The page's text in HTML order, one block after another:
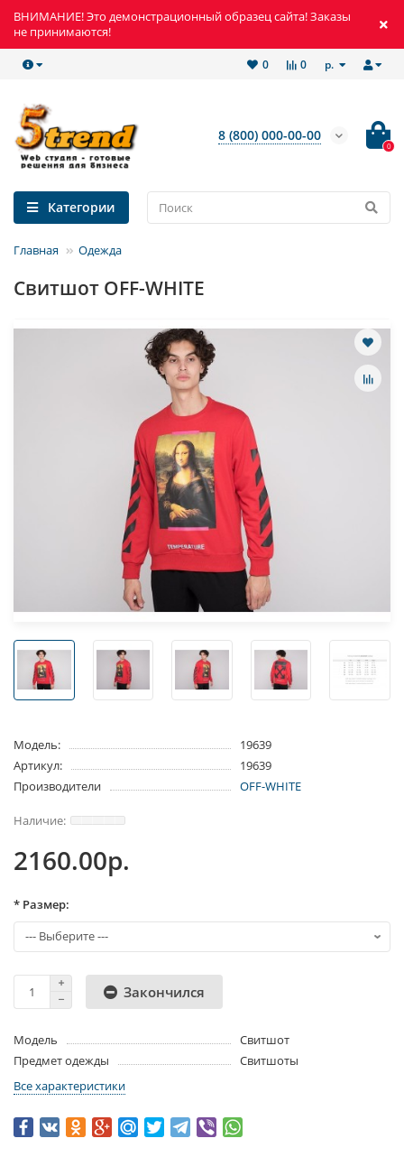
ВНИМАНИЕ! Это демонстрационный образец сайта! Заказы
не принимаются!
р.
0
0
8 (800) 000-00-00
0
Категории
Главная Одежда
Свитшот OFF-WHITE
Модель:
19639
Артикул:
19639
Производители
OFF-WHITE
2160.00р.
* Размер:
Закончился
Модель
Свитшот
Предмет одежды
Свитшоты
Все характеристики